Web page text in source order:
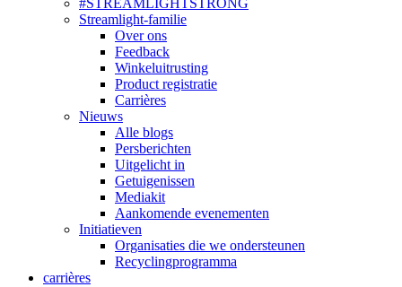
#STREAMLIGHTSTRONG
Streamlight-familie
Over ons
Feedback
Winkeluitrusting
Product registratie
Carrières
Nieuws
Alle blogs
Persberichten
Uitgelicht in
Getuigenissen
Mediakit
Aankomende evenementen
Initiatieven
Organisaties die we ondersteunen
Recyclingprogramma
carrières